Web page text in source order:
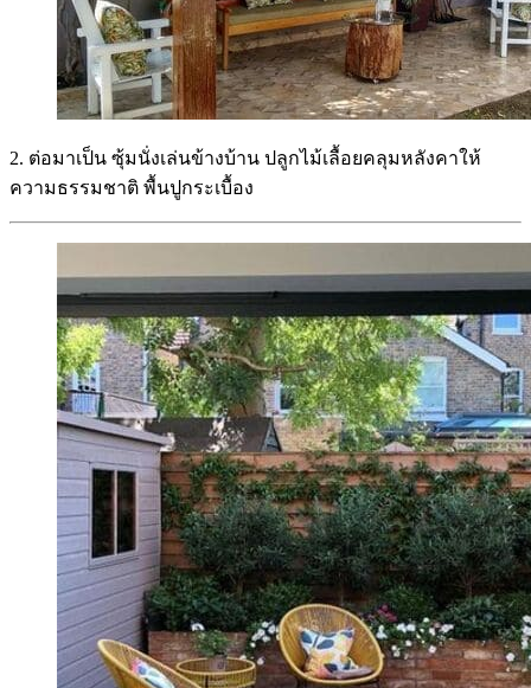
2. ต่อมาเป็น ซุ้มนั่งเล่นข้างบ้าน ปลูกไม้เลื้อยคลุมหลังคาให้
ความธรรมชาติ พื้นปูกระเบื้อง